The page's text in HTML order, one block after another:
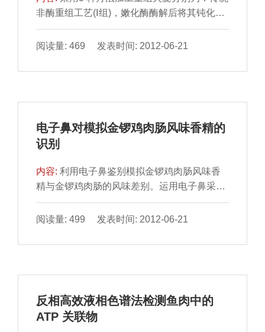
非酶重组工艺(Ⅰ组)，嫩化酶酶解后将其钝化、
再与交联酶协同工艺(Ⅱ组)和嫩化酶酶解后不将
其钝化、与交联酶协同工艺(Ⅲ组)。通过液相色
阅读量: 469 发表时间: 2012-06-21
电子鼻对模拟金锣鸡肉肠风味香精的
识别
内容:利用电子鼻鉴别模拟金锣鸡肉肠风味香
精与金锣鸡肉肠的风味差别。运用电子鼻采集
两样品的香气轮廓，得到电子鼻传感器的响应
值，并通过主成分分析和统计质量控制分析多
肉肠和模拟金锣鸡肉肠风味香精之间风味存在
拟鸡肉肠风味。
阅读量: 499 发表时间: 2012-06-21
反相高效液相色谱法检测鱼肉中的
ATP 关联物